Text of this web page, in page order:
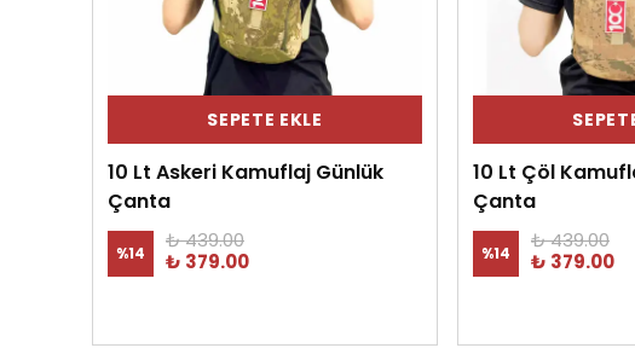
SEPETE EKLE
10 Lt Askeri Kamuflaj Günlük
Çanta
%14
₺ 439.00
₺ 379.00
10 Lt Çöl
Çanta
%14
₺ 439.00
₺ 379.00